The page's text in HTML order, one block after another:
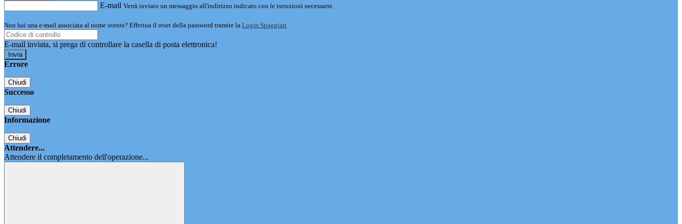
E-mail Verrà inviato un messaggio all'indirizzo indicato con le istruzioni necessarie.
Non hai una e-mail associata al nome utente? Effettua il reset della password tramite la Login Spaggiari
E-mail inviata, si prega di controllare la casella di posta elettronica!
Errore
Chiudi
Successo
Chiudi
Informazione
Chiudi
Attendere...
Attendere il completamento dell'operazione...